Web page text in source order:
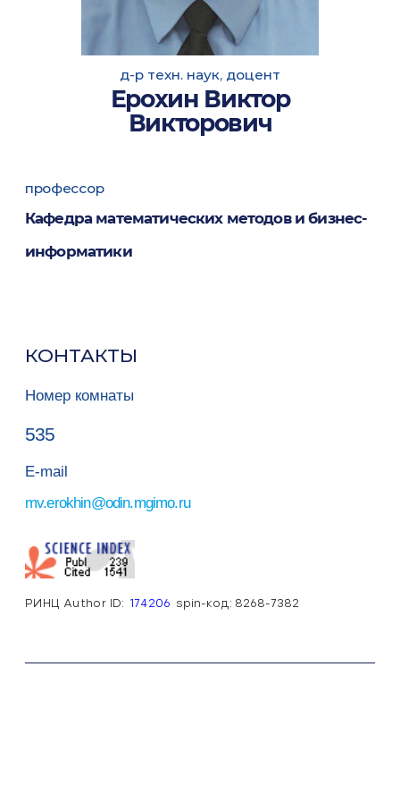
д-р техн. наук, доцент
Ерохин Виктор
Викторович
профессор
Кафедра математических методов и бизнес-
информатики
КОНТАКТЫ
Номер комнаты
535
E-mail
v.erokhin@odin.mgimo.ru
РИНЦ Author ID: 174206 spin-код: 8268-7382